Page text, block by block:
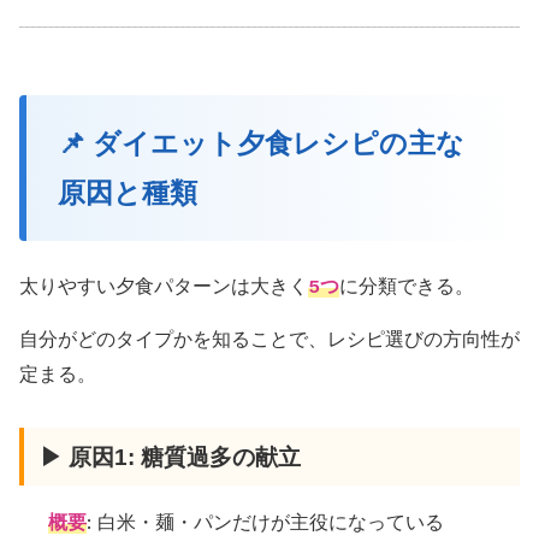
📌 ダイエット夕食レシピの主な
原因と種類
太りやすい夕食パターンは大きく 5つに分類できる。
自分がどのタイプかを知ることで、レシピ選びの方向性が
定まる。
▶ 原因1: 糖質過多の献立
概要: 白米・麺・パンだけが主役になっている